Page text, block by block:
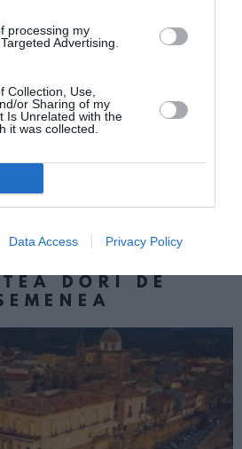
processing my
Advertising.
Collection, Use,
or Sharing of my
Is Unrelated with the
it was collected.
Data Access Privacy Policy
record de12,2%
în lumea civilizată.
nu au canalizare
fără urmă de patru
DORI DE